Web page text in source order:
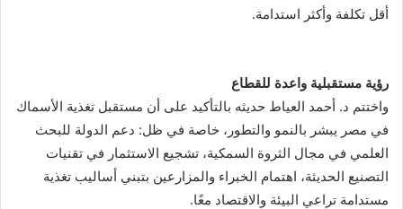
أقل تكلفة وأكثر استدامة.
رؤية مستقبلية واعدة للقطاع
واختتم د. أحمد العياط حديثه بالتأكيد على أن مستقبل تغذية الأسماك
في مصر يبشر بالنمو والتطور، خاصة في ظل: دعم الدولة للبحث
العلمي في مجال الثروة السمكية، تشجيع الاستثمار في تقنيات
التصنيع الحديثة، اهتمام الخبراء والمزارعين بتبني أساليب تغذية
مستدامة تراعي البيئة والاقتصاد معًا.